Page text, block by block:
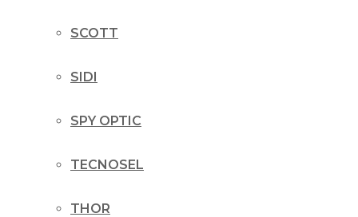
SCOTT
SIDI
SPY OPTIC
TECNOSEL
THOR